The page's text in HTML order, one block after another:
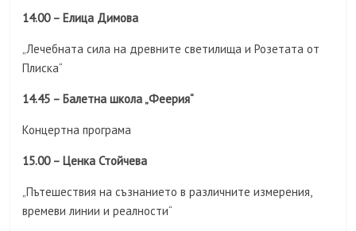
14.00 – Елица Димова
„Лечебната сила на древните светилища и Розетата от
Плиска“
14.45 – Балетна школа „Феерия“
Концертна програма
15.00 – Ценка Стойчева
„Пътешествия на съзнанието в различните измерения,
времеви линии и реалности“